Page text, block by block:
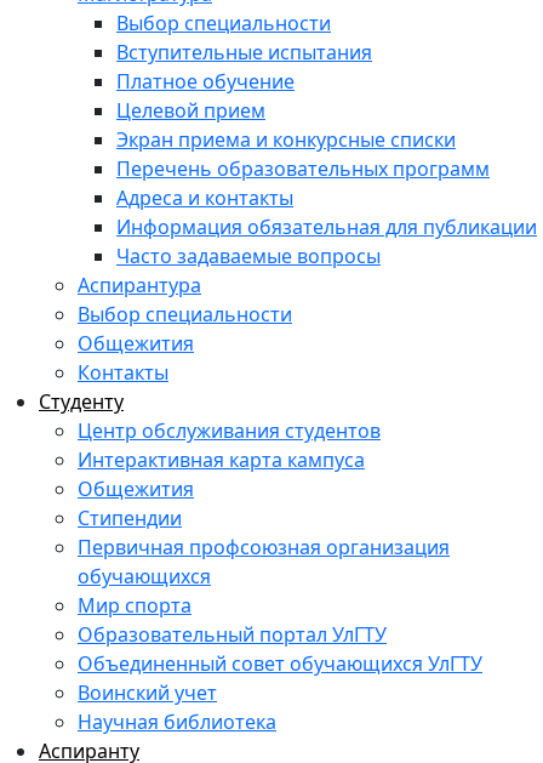
Выбор специальности
Вступительные испытания
Платное обучение
Целевой прием
Экран приема и конкурсные списки
Перечень образовательных программ
Адреса и контакты
Информация обязательная для публикации
Часто задаваемые вопросы
Аспирантура
Выбор специальности
Общежития
Контакты
Студенту
Центр обслуживания студентов
Интерактивная карта кампуса
Общежития
Стипендии
Первичная профсоюзная организация
обучающихся
Мир спорта
Образовательный портал УлГТУ
Объединенный совет обучающихся УлГТУ
Воинский учет
Научная библиотека
Аспиранту